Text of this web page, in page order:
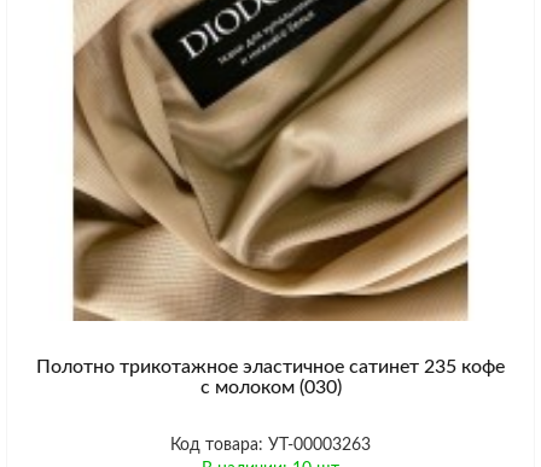
Полотно трикотажное эластичное сатинет 235 кофе
с молоком (030)
Код товара: УТ-00003263